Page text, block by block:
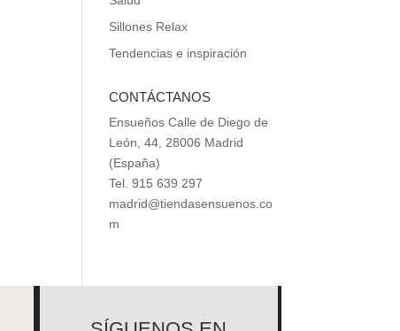
Sillones Relax
Tendencias e inspiración
CONTÁCTANOS
Ensueños Calle de Diego de
León, 44, 28006 Madrid
(España)
Tel. 915 639 297
madrid@tiendasensuenos.co
m